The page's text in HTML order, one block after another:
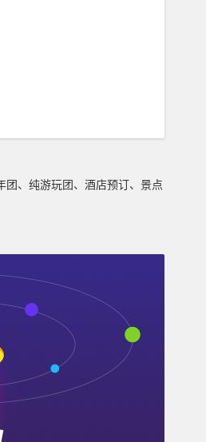
、纯游玩团、酒店预订、景点